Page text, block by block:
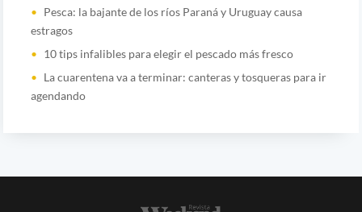
Pesca: la bajante de los ríos Paraná y Uruguay causa
estragos
10 tips infalibles para elegir el pescado más fresco
La cuarentena va a terminar: canteras y tosqueras para ir
agendando